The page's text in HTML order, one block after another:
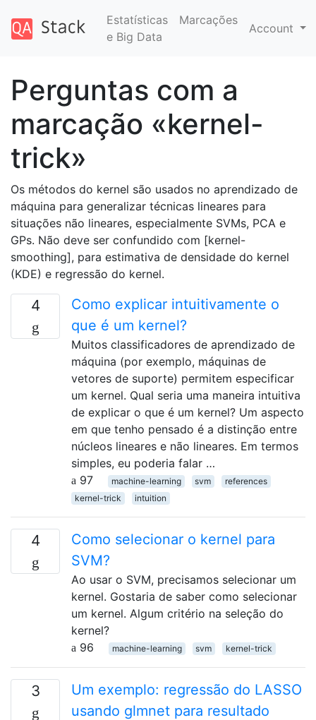
Estatísticas
e Big Data
Marcações
Account
Perguntas com a
marcação «kernel-
trick»
Os métodos do kernel são usados ​​no aprendizado de
máquina para generalizar técnicas lineares para
situações não lineares, especialmente SVMs, PCA e
GPs. Não deve ser confundido com [kernel-
smoothing], para estimativa de densidade do kernel
(KDE) e regressão do kernel.
4
Como explicar intuitivamente o
que é um kernel?
Muitos classificadores de aprendizado de
máquina (por exemplo, máquinas de
vetores de suporte) permitem especificar
um kernel. Qual seria uma maneira intuitiva
de explicar o que é um kernel? Um aspecto
em que tenho pensado é a distinção entre
núcleos lineares e não lineares. Em termos
simples, eu poderia falar …
97
machine-learning svm
references
kernel-trick
intuition
4
Como selecionar o kernel para
SVM?
Ao usar o SVM, precisamos selecionar um
kernel. Gostaria de saber como selecionar
um kernel. Algum critério na seleção do
kernel?
96
machine-learning svm kernel-trick
3
Um exemplo: regressão do LASSO
usando glmnet para resultado